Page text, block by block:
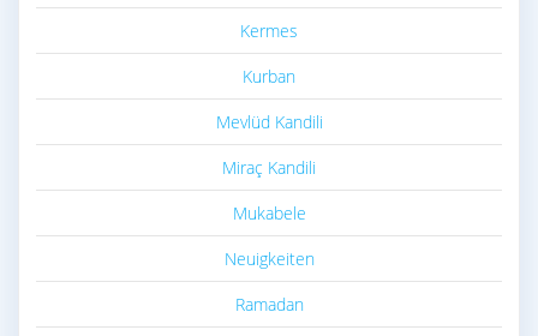
Kermes
Kurban
Mevlüd Kandili
Miraç Kandili
Mukabele
Neuigkeiten
Ramadan